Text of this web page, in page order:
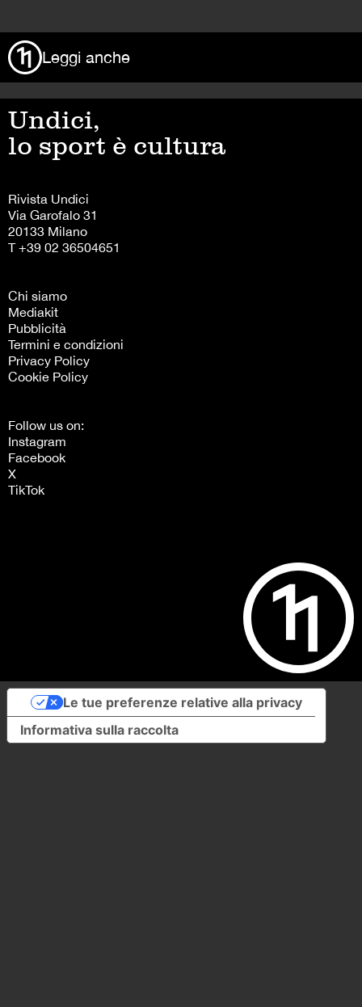
Leggi anche
Undici,
lo sport è cultura
Rivista Undici
Via Garofalo 31
20133 Milano
T +39 02 36504651
Chi siamo
Mediakit
Pubblicità
Termini e condizioni
Privacy Policy
Cookie Policy
Follow us on:
Instagram
Facebook
X
TikTok
Informativa sulla raccolta
Le tue preferenze relative alla privacy